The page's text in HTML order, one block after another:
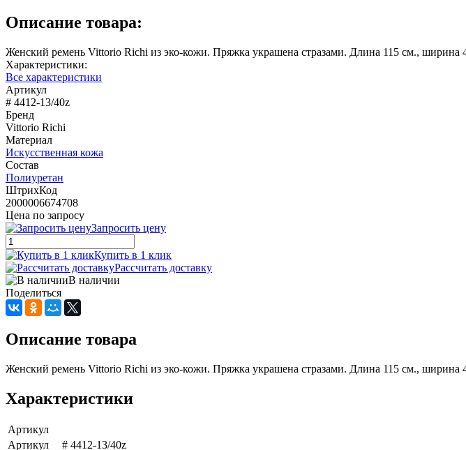
Описание товара:
Женский ремень Vittorio Richi из эко-кожи. Пряжка украшена стразами. Длина 115 см., ширина
Характеристики:
Все характеристики
Артикул
# 4412-13/40z
Бренд
Vittorio Richi
Материал
Искусственная кожа
Состав
Полиуретан
ШтрихКод
2000006674708
Цена по запросу
Запросить цену
Купить в 1 клик
Рассчитать доставку
В наличии
Поделиться
Описание товара
Женский ремень Vittorio Richi из эко-кожи. Пряжка украшена стразами. Длина 115 см., ширина
Характеристики
Артикул
Артикул
# 4412-13/40z